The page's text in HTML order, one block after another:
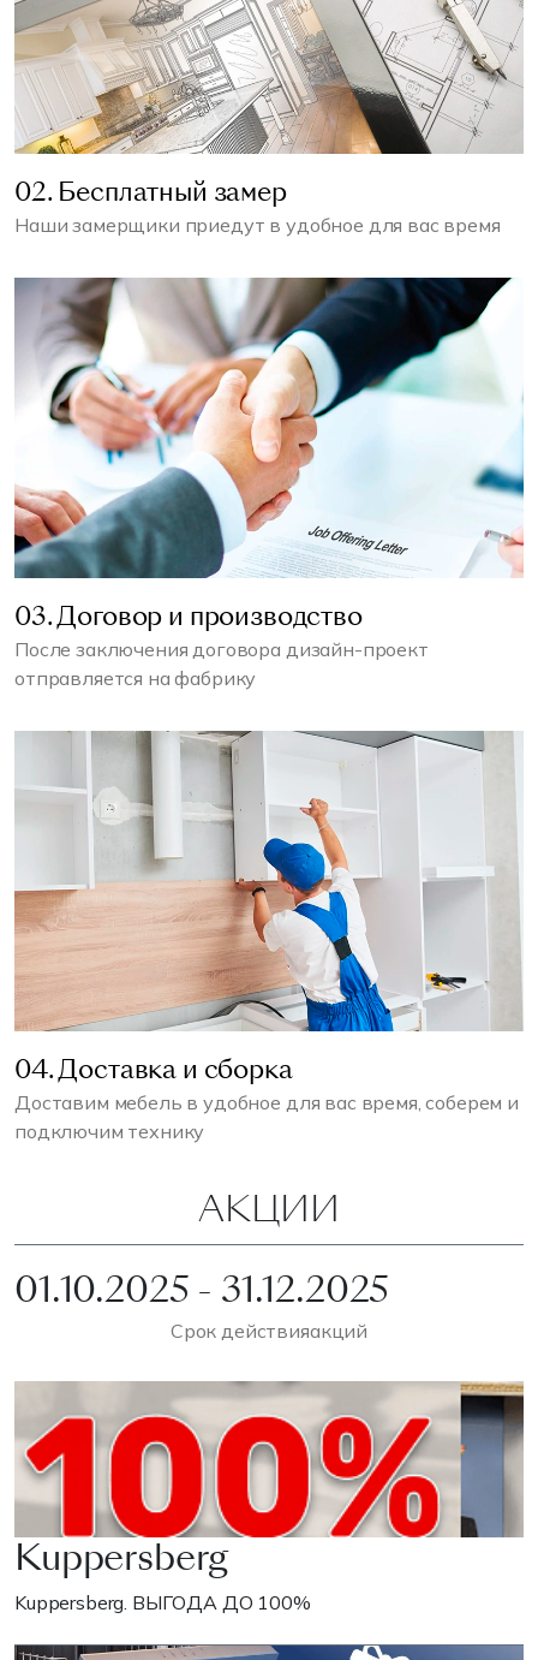
02. Бесплатный замер
Наши замерщики приедут в удобное для вас время
03. Договор и производство
После заключения договора дизайн-проект
отправляется на фабрику
04. Доставка и сборка
Доставим мебель в удобное для вас время, соберем и
подключим технику
АКЦИИ
01.10.2025 - 31.12.2025
Срок действияакций
Kuppersberg
Kuppersberg. ВЫГОДА ДО 100%